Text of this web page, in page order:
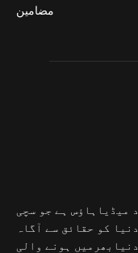
مضامین
میڈیاہاؤس ہے جو سچی
کو حقائق سے آگاہ
ہونے والی